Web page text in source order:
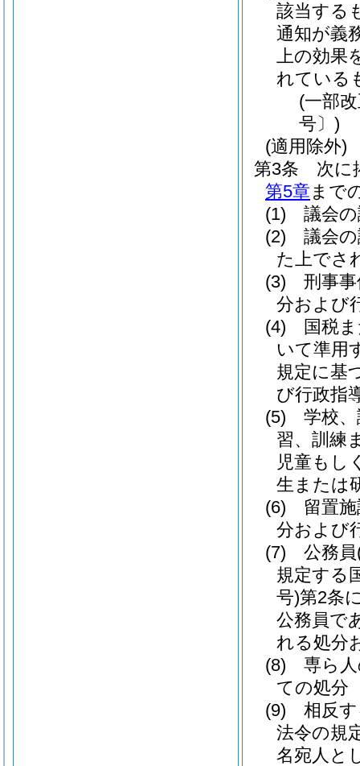
該当する
通知が義
上の効果
れている
(一部
号〕)
(適用除外)
第3条
次に
第5章 まで
(1)
議会
(2)
議会
た上でさ
(3)
刑事
分および
(4)
国税
いて準用
規定に基
び行政指
(5)
学校
習、訓練
児童もし
生または
(6)
留置
分および
(7)
公務員
規定する
号)第2条
公務員で
れる処分
(8)
専ら
ての処分
(9)
相反
法令の規
名宛人と